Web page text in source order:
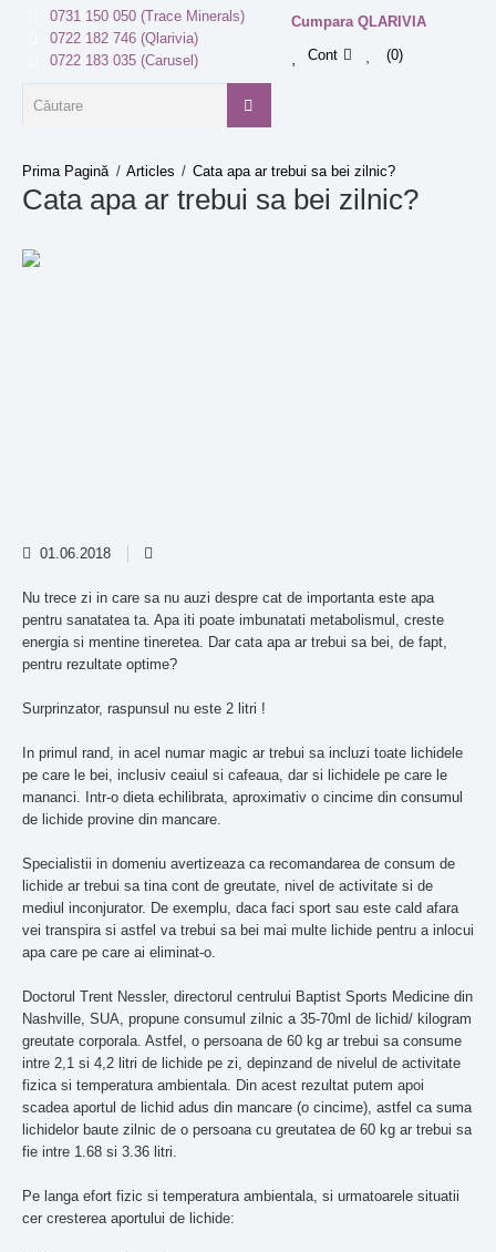
0731 150 050 (Trace Minerals)
0722 182 746 (Qlarivia)
0722 183 035 (Carusel)
Cumpara QLARIVIA
Cont
0
Prima Pagină Articles Cata apa ar trebui sa bei zilnic?
Cata apa ar trebui sa bei zilnic?
01.06.2018
Nu trece zi in care sa nu auzi despre cat de importanta este apa
pentru sanatatea ta. Apa iti poate imbunatati metabolismul, creste
energia si mentine tineretea. Dar cata apa ar trebui sa bei, de fapt,
pentru rezultate optime?
Surprinzator, raspunsul nu este 2 litri !
In primul rand, in acel numar magic ar trebui sa incluzi toate lichidele
pe care le bei, inclusiv ceaiul si cafeaua, dar si lichidele pe care le
mananci. Intr-o dieta echilibrata, aproximativ o cincime din consumul
de lichide provine din mancare.
Specialistii in domeniu avertizeaza ca recomandarea de consum de
lichide ar trebui sa tina cont de greutate, nivel de activitate si de
mediul inconjurator. De exemplu, daca faci sport sau este cald afara
vei transpira si astfel va trebui sa bei mai multe lichide pentru a inlocui
apa care pe care ai eliminat-o.
Doctorul Trent Nessler, directorul centrului Baptist Sports Medicine din
Nashville, SUA, propune consumul zilnic a 35-70ml de lichid/ kilogram
greutate corporala. Astfel, o persoana de 60 kg ar trebui sa consume
intre 2,1 si 4,2 litri de lichide pe zi, depinzand de nivelul de activitate
fizica si temperatura ambientala. Din acest rezultat putem apoi
scadea aportul de lichid adus din mancare (o cincime), astfel ca suma
lichidelor baute zilnic de o persoana cu greutatea de 60 kg ar trebui sa
fie intre 1.68 si 3.36 litri.
Pe langa efort fizic si temperatura ambientala, si urmatoarele situatii
cer cresterea aportului de lichide: